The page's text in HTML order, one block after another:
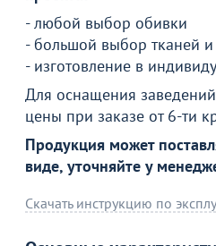
- любой выбор обивки
- большой выбор тканей
- изготовление в
Для оснащения
цены при заказе от 6-ти
Продукция может
виде, уточняйте у
Скачать инструкцию по
Кресло Гефест, кожа
Спа, каркас бронза
24 790 ₽
В
Продолжить
С этим товаром покупают